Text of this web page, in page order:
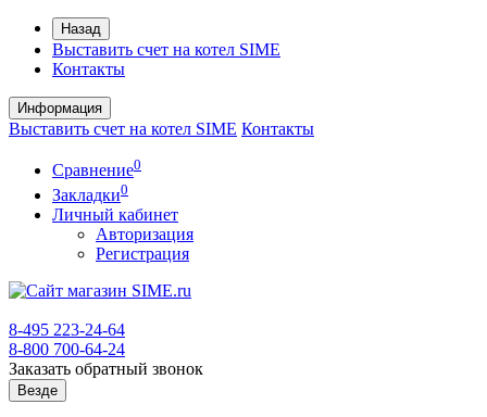
Назад
Выставить счет на котел SIME
Контакты
Информация
Выставить счет на котел SIME Контакты
Сравнение0
Закладки0
Личный кабинет
Авторизация
Регистрация
8-495 223-24-64
8-800 700-64-24
Заказать обратный звонок
Везде